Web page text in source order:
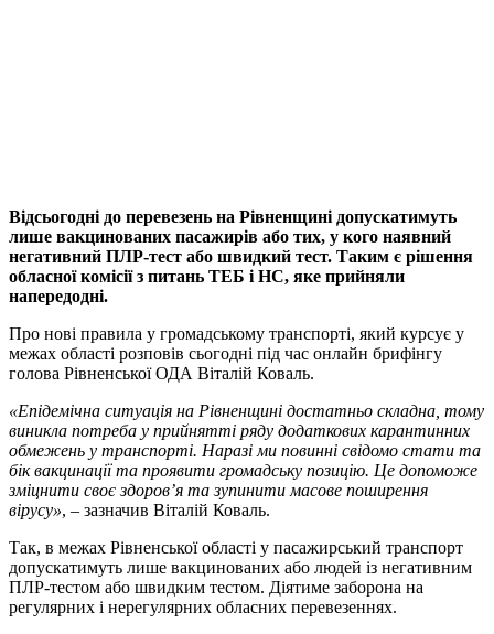
Відсьогодні до перевезень на Рівненщині допускатимуть
лише вакцинованих пасажирів або тих, у кого наявний
негативний ПЛР-тест або швидкий тест. Таким є рішення
обласної комісії з питань ТЕБ і НС, яке прийняли
напередодні.
Про нові правила у громадському транспорті, який курсує у
межах області розповів сьогодні під час онлайн брифінгу
голова Рівненської ОДА Віталій Коваль.
«Епідемічна ситуація на Рівненщині достатньо складна, тому
виникла потреба у прийнятті ряду додаткових карантинних
обмежень у транспорті. Наразі ми повинні свідомо стати та
бік вакцинації та проявити громадську позицію. Це допоможе
зміцнити своє здоров’я та зупинити масове поширення
вірусу», – зазначив Віталій Коваль.
Так, в межах Рівненської області у пасажирський транспорт
допускатимуть лише вакцинованих або людей із негативним
ПЛР-тестом або швидким тестом. Діятиме заборона на
регулярних і нерегулярних обласних перевезеннях.